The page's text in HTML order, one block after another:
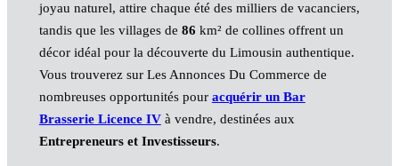
joyau naturel, attire chaque été des milliers de vacanciers,
tandis que les villages de 86 km² de collines offrent un
décor idéal pour la découverte du Limousin authentique.
Vous trouverez sur Les Annonces Du Commerce de
nombreuses opportunités pour acquérir un Bar
Brasserie Licence IVà vendre, destinées aux
Entrepreneurs et Investisseurs.